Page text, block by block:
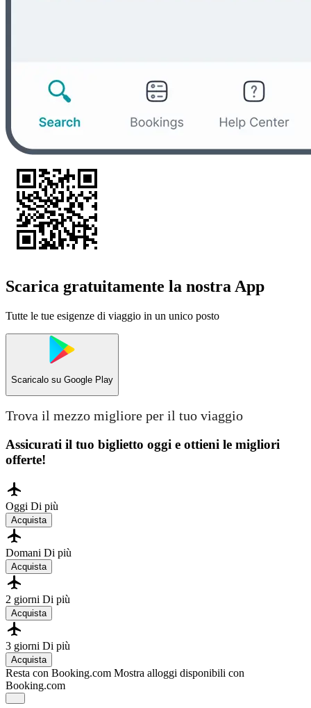
Scarica gratuitamente la nostra App
Tutte le tue esigenze di viaggio in un unico posto
Scaricalo su Google Play
Trova il mezzo migliore per il tuo viaggio
Assicurati il ​​tuo biglietto oggi e ottieni le migliori
offerte!
Oggi Di più
Acquista
Domani Di più
Acquista
2 giorni Di più
Acquista
3 giorni Di più
Acquista
Resta con Booking.com Mostra alloggi disponibili con
Booking.com